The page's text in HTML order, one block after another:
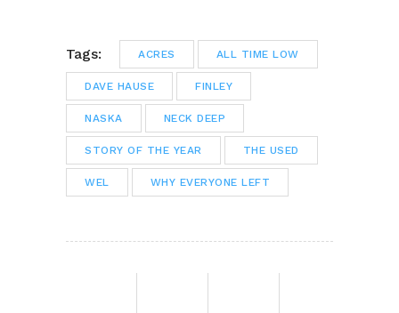
Tags: ACRES ALL TIME LOW
DAVE HAUSE FINLEY
NASKA NECK DEEP
STORY OF THE YEAR THE USED
WEL WHY EVERYONE LEFT